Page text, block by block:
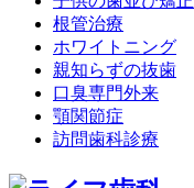
根管治療
ホワイトニング
親知らずの抜歯
口臭専門外来
顎関節症
訪問歯科診療